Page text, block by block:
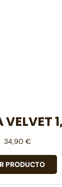
VELVET
34,90 €
PRODUCTO